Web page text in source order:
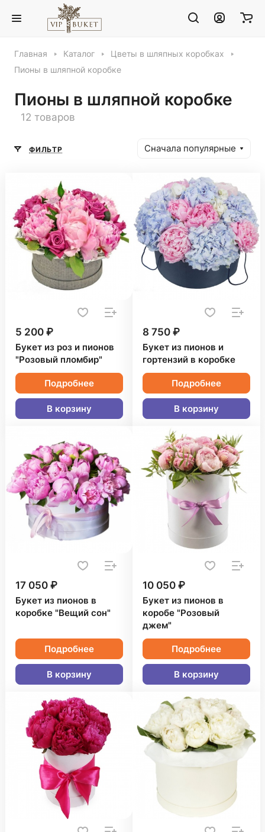
Главная Каталог
Цветы в шляпных коробках
Пионы в шляпной коробке
Пионы в шляпной коробке
12 товаров
ФИЛЬТР Сначала популярные
5 200 ₽
Букет из роз и пионов
"Розовый пломбир"
Подробнее
В корзину
8 750 ₽
Букет из пионов и
гортензий в коробке
Подробнее
В корзину
17 050 ₽
Букет из пионов в
коробке "Вещий сон"
Подробнее
В корзину
10 050 ₽
Букет из пионов в
коробе "Розовый
джем"
Подробнее
В корзину